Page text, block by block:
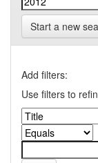
Start a new
Add filters:
Use filters to